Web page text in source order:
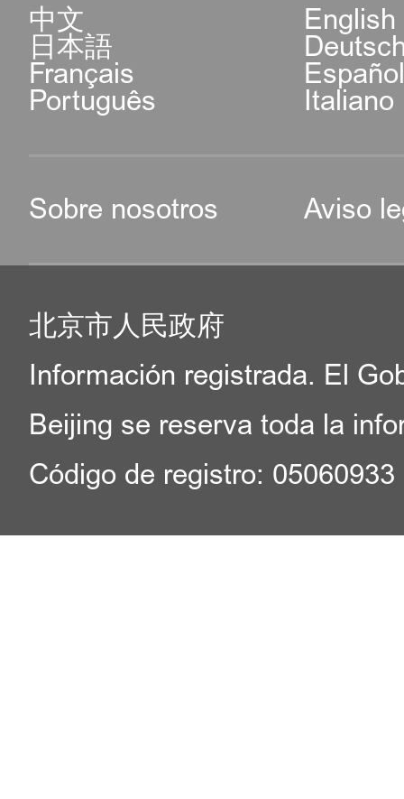
中文 English
日本語
Français
Português Italiano
Sobre nosotros Aviso
北京市人民政府
Información registrada. El
Beijing se reserva toda la
Código de registro: 05060933